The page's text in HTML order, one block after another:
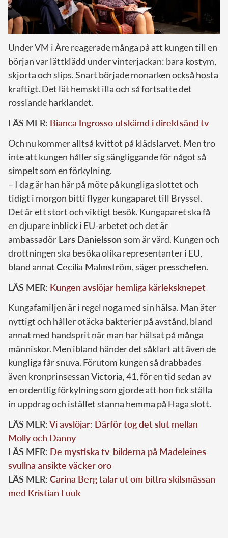
Under VM i Åre reagerade många på att kungen till en
början var lättklädd under vinterjackan: bara kostym,
skjorta och slips. Snart började monarken också hosta
kraftigt. Det lät hemskt illa och så fortsatte det
rosslande harklandet.
LÄS MER: Bianca Ingrosso utskämd i direktsänd tv
Och nu kommer alltså kvittot på klädslarvet. Men tro
inte att kungen håller sig sängliggande för något så
simpelt som en förkylning.
– I dag är han här på möte på kungliga slottet och
tidigt i morgon bitti flyger kungaparet till Bryssel.
Det är ett stort och viktigt besök. Kungaparet ska få
en djupare inblick i EU-arbetet och det är
ambassadör Lars Danielsson som är värd. Kungen och
drottningen ska besöka olika representanter i EU,
bland annatCecilia Malmström, säger presschefen.
LÄS MER: Kungen avslöjar hemliga kärleksknepet
Kungafamiljen är i regel noga med sin hälsa. Man äter
nyttigt och håller otäcka bakterier på avstånd, bland
annat med handsprit när man har hälsat på många
människor. Men ibland händer det såklart att även de
kungliga får snuva. Förutom kungen så drabbades
även kronprinsessanVictoria, 41, för en tid sedan av
en ordentlig förkylning som gjorde att hon fick ställa
in uppdrag och istället stanna hemma på Haga slott.
LÄS MER:Vi avslöjar: Därför tog det slut mellan
Molly och Danny
LÄS MER: De mystiska tv-bilderna på Madeleines
svullna ansikte väcker oro
LÄS MER: Carina Berg talar ut om bittra skilsmässan
med Kristian Luuk